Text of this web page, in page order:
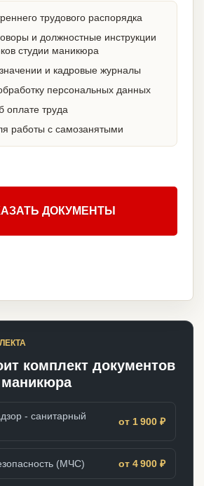
трудового распорядка
и должностные инструкции
студии маникюра
и кадровые журналы
персональных данных
оплате труда
работы с самозанятыми
ДОКУМЕНТЫ
комплект документов
- санитарный
от 1 900 ₽
(МЧС) от 4 900 ₽